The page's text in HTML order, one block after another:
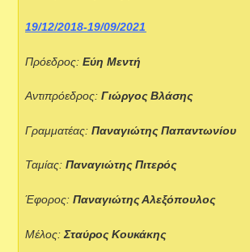
19/12/2018-19/09/2021
Πρόεδρος:Εύη Μεντή
Αντιπρόεδρος:Γιώργος Βλάσης
Γραμματέας:Παναγιώτης Παπαντωνίου
Ταμίας:Παναγιώτης Πιτερός
Έφορος:Παναγιώτης Αλεξόπουλος
Μέλος:Σταύρος Κουκάκης